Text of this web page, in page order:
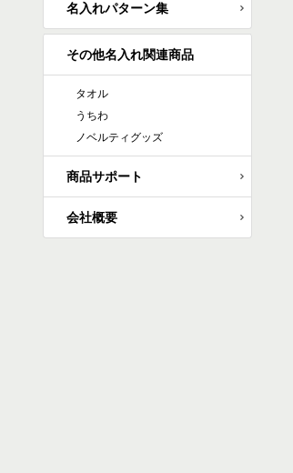
名入れパターン集
その他名入れ関連商品
タオル
うちわ
ノベルティグッズ
商品サポート
会社概要